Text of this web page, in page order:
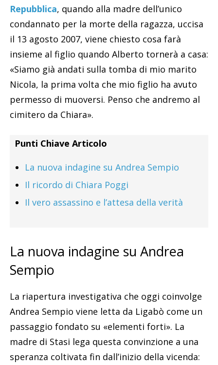
Repubblica, quando alla madre dell’unico
condannato per la morte della ragazza, uccisa
il 13 agosto 2007, viene chiesto cosa farà
insieme al figlio quando Alberto tornerà a casa:
«Siamo già andati sulla tomba di mio marito
Nicola, la prima volta che mio figlio ha avuto
permesso di muoversi. Penso che andremo al
cimitero da Chiara».
Punti Chiave Articolo
La nuova indagine su Andrea Sempio
Il ricordo di Chiara Poggi
Il vero assassino e l’attesa della verità
La nuova indagine su Andrea
Sempio
La riapertura investigativa che oggi coinvolge
Andrea Sempio viene letta da Ligabò come un
passaggio fondato su «elementi forti». La
madre di Stasi lega questa convinzione a una
speranza coltivata fin dall’inizio della vicenda: